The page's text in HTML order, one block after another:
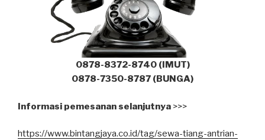
0878-8372-8740 (IMUT)
0878-7350-8787 (BUNGA)
Informasi pemesanan selanjutnya >>>
https://www.bintangjaya.co.id/tag/sewa-tiang-antrian-